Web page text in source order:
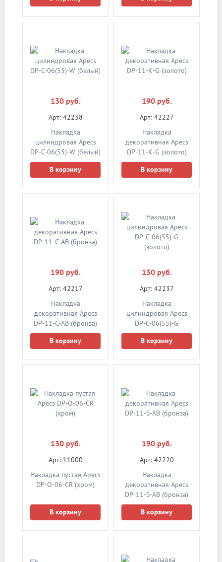
130 руб.
Арт: 42238
Накладка
цилиндровая Apecs
DP-C-06(55)-W (белый)
В корзину
190 руб.
Арт: 42227
Накладка
декоративная Apecs
DP-11-К-G (золото)
В корзину
190 руб.
Арт: 42217
Накладка
декоративная Apecs
DP-11-C-AB (бронза)
В корзину
130 руб.
Арт: 42237
Накладка
цилиндровая Apecs
DP-C-06(55)-G
(золото)
В корзину
130 руб.
Арт: 11000
Накладка пустая Apecs
DP-O-06-CR (хром)
В корзину
190 руб.
Арт: 42220
Накладка
декоративная Apecs
DP-11-S-AB (бронза)
В корзину